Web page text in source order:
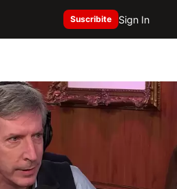
Suscribite Sign In